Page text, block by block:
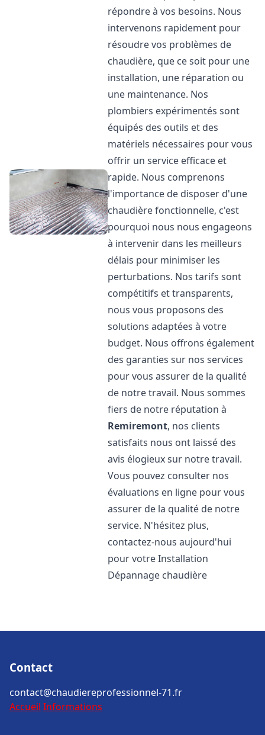
répondre à vos besoins. Nous
intervenons rapidement pour
résoudre vos problèmes de
chaudière, que ce soit pour une
installation, une réparation ou
une maintenance. Nos
plombiers expérimentés sont
équipés des outils et des
matériels nécessaires pour vous
offrir un service efficace et
rapide. Nous comprenons
l'importance de disposer d'une
chaudière fonctionnelle, c'est
pourquoi nous nous engageons
à intervenir dans les meilleurs
délais pour minimiser les
perturbations. Nos tarifs sont
compétitifs et transparents,
nous vous proposons des
solutions adaptées à votre
budget. Nous offrons également
des garanties sur nos services
pour vous assurer de la qualité
de notre travail. Nous sommes
fiers de notre réputation à
Remiremont, nos clients
satisfaits nous ont laissé des
avis élogieux sur notre travail.
Vous pouvez consulter nos
évaluations en ligne pour vous
assurer de la qualité de notre
service. N'hésitez plus,
contactez-nous aujourd'hui
pour votre Installation
Dépannage chaudière
Contact
contact@chaudiereprofessionnel-71.fr
Accueil Informations